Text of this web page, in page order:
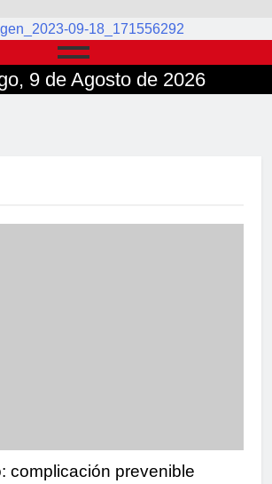
9 de Agosto de 2026
complicación prevenible